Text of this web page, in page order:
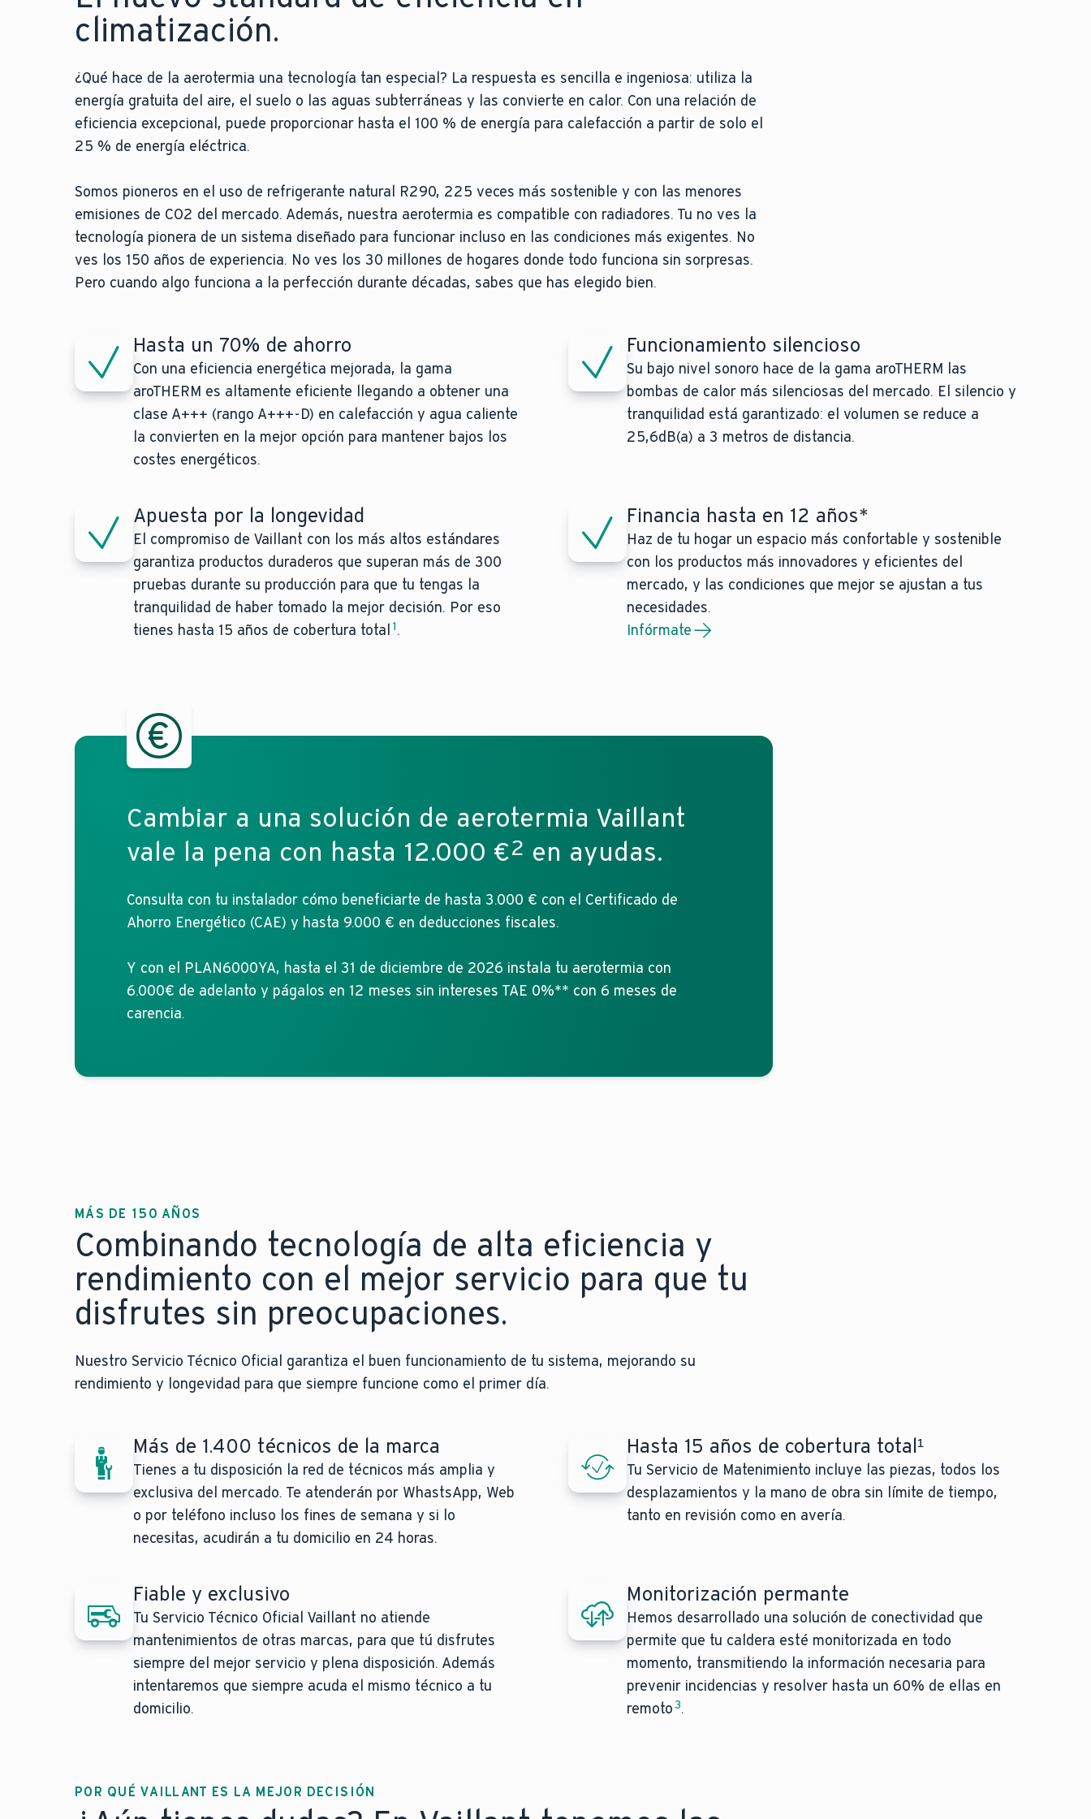
climatización.
¿Qué hace de la aerotermia una tecnología tan especial? La respuesta es sencilla e ingeniosa: utiliza la
energía gratuita del aire, el suelo o las aguas subterráneas y las convierte en calor. Con una relación de
eficiencia excepcional, puede proporcionar hasta el 100 % de energía para calefacción a partir de solo el
25 % de energía eléctrica.
Somos pioneros en el uso de refrigerante natural R290, 225 veces más sostenible y con las menores
emisiones de CO2 del mercado. Además, nuestra aerotermia es compatible con radiadores. Tu no ves la
tecnología pionera de un sistema diseñado para funcionar incluso en las condiciones más exigentes. No
ves los 150 años de experiencia. No ves los 30 millones de hogares donde todo funciona sin sorpresas.
Pero cuando algo funciona a la perfección durante décadas, sabes que has elegido bien.
Hasta un 70% de ahorro
Con una eficiencia energética mejorada, la gama
aroTHERM es altamente eficiente llegando a obtener una
clase A+++ (rango A+++-D) en calefacción y agua caliente
la convierten en la mejor opción para mantener bajos los
costes energéticos.
Funcionamiento silencioso
Su bajo nivel sonoro hace de la gama aroTHERM las
bombas de calor más silenciosas del mercado. El silencio y
tranquilidad está garantizado: el volumen se reduce a
25,6dB(a) a 3 metros de distancia.
Apuesta por la longevidad
El compromiso de Vaillant con los más altos estándares
garantiza productos duraderos que superan más de 300
pruebas durante su producción para que tu tengas la
tranquilidad de haber tomado la mejor decisión. Por eso
tienes hasta 15 años de cobertura total 1.
Financia hasta en 12 años*
Haz de tu hogar un espacio más confortable y sostenible
con los productos más innovadores y eficientes del
mercado, y las condiciones que mejor se ajustan a tus
necesidades.
Infórmate
Cambiar a una solución de aerotermia Vaillant
vale la pena con hasta 12.000 €2 en ayudas.
Consulta con tu instalador cómo beneficiarte de hasta 3.000 € con el Certificado de
Ahorro Energético (CAE) y hasta 9.000 € en deducciones fiscales.
Y con el PLAN6000YA, hasta el 31 de diciembre de 2026 instala tu aerotermia con
6.000€ de adelanto y págalos en 12 meses sin intereses TAE 0%** con 6 meses de
carencia.
MÁS DE 150 AÑOS
Combinando tecnología de alta eficiencia y
rendimiento con el mejor servicio para que tu
disfrutes sin preocupaciones.
Nuestro Servicio Técnico Oficial garantiza el buen funcionamiento de tu sistema, mejorando su
rendimiento y longevidad para que siempre funcione como el primer día.
Más de 1.400 técnicos de la marca
Tienes a tu disposición la red de técnicos más amplia y
exclusiva del mercado. Te atenderán por WhastsApp, Web
o por teléfono incluso los fines de semana y si lo
necesitas, acudirán a tu domicilio en 24 horas.
Hasta 15 años de cobertura total¹
Tu Servicio de Matenimiento incluye las piezas, todos los
desplazamientos y la mano de obra sin límite de tiempo,
tanto en revisión como en avería.
Fiable y exclusivo
Tu Servicio Técnico Oficial Vaillant no atiende
mantenimientos de otras marcas, para que tú disfrutes
siempre del mejor servicio y plena disposición. Además
intentaremos que siempre acuda el mismo técnico a tu
domicilio.
Monitorización permante
Hemos desarrollado una solución de conectividad que
permite que tu caldera esté monitorizada en todo
momento, transmitiendo la información necesaria para
prevenir incidencias y resolver hasta un 60% de ellas en
remoto3.
POR QUÉ VAILLANT ES LA MEJOR DECISIÓN